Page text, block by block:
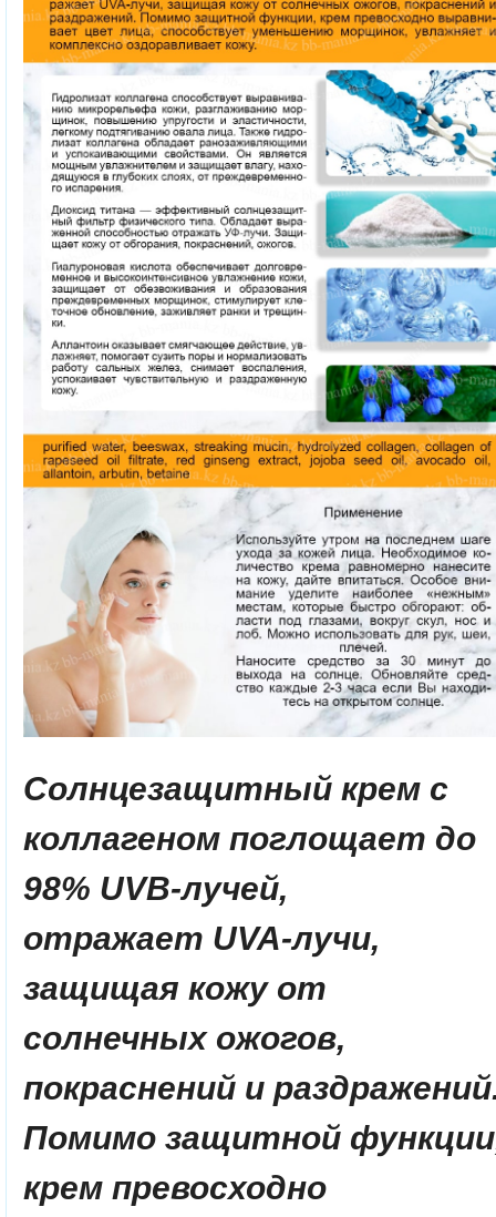
Солнцезащитный крем с
коллагеном поглощает до
98% UVB-лучей,
отражает UVA-лучи,
защищая кожу от
солнечных ожогов,
покраснений и
Помимо защитной
крем превосходно